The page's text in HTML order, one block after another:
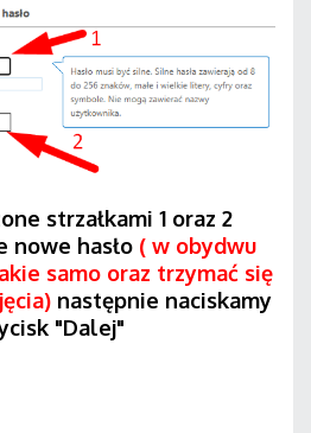
strzałkami 1 oraz 2
nowe hasło( w obydwu
samo oraz trzymać się
następnie naciskamy
"Dalej"